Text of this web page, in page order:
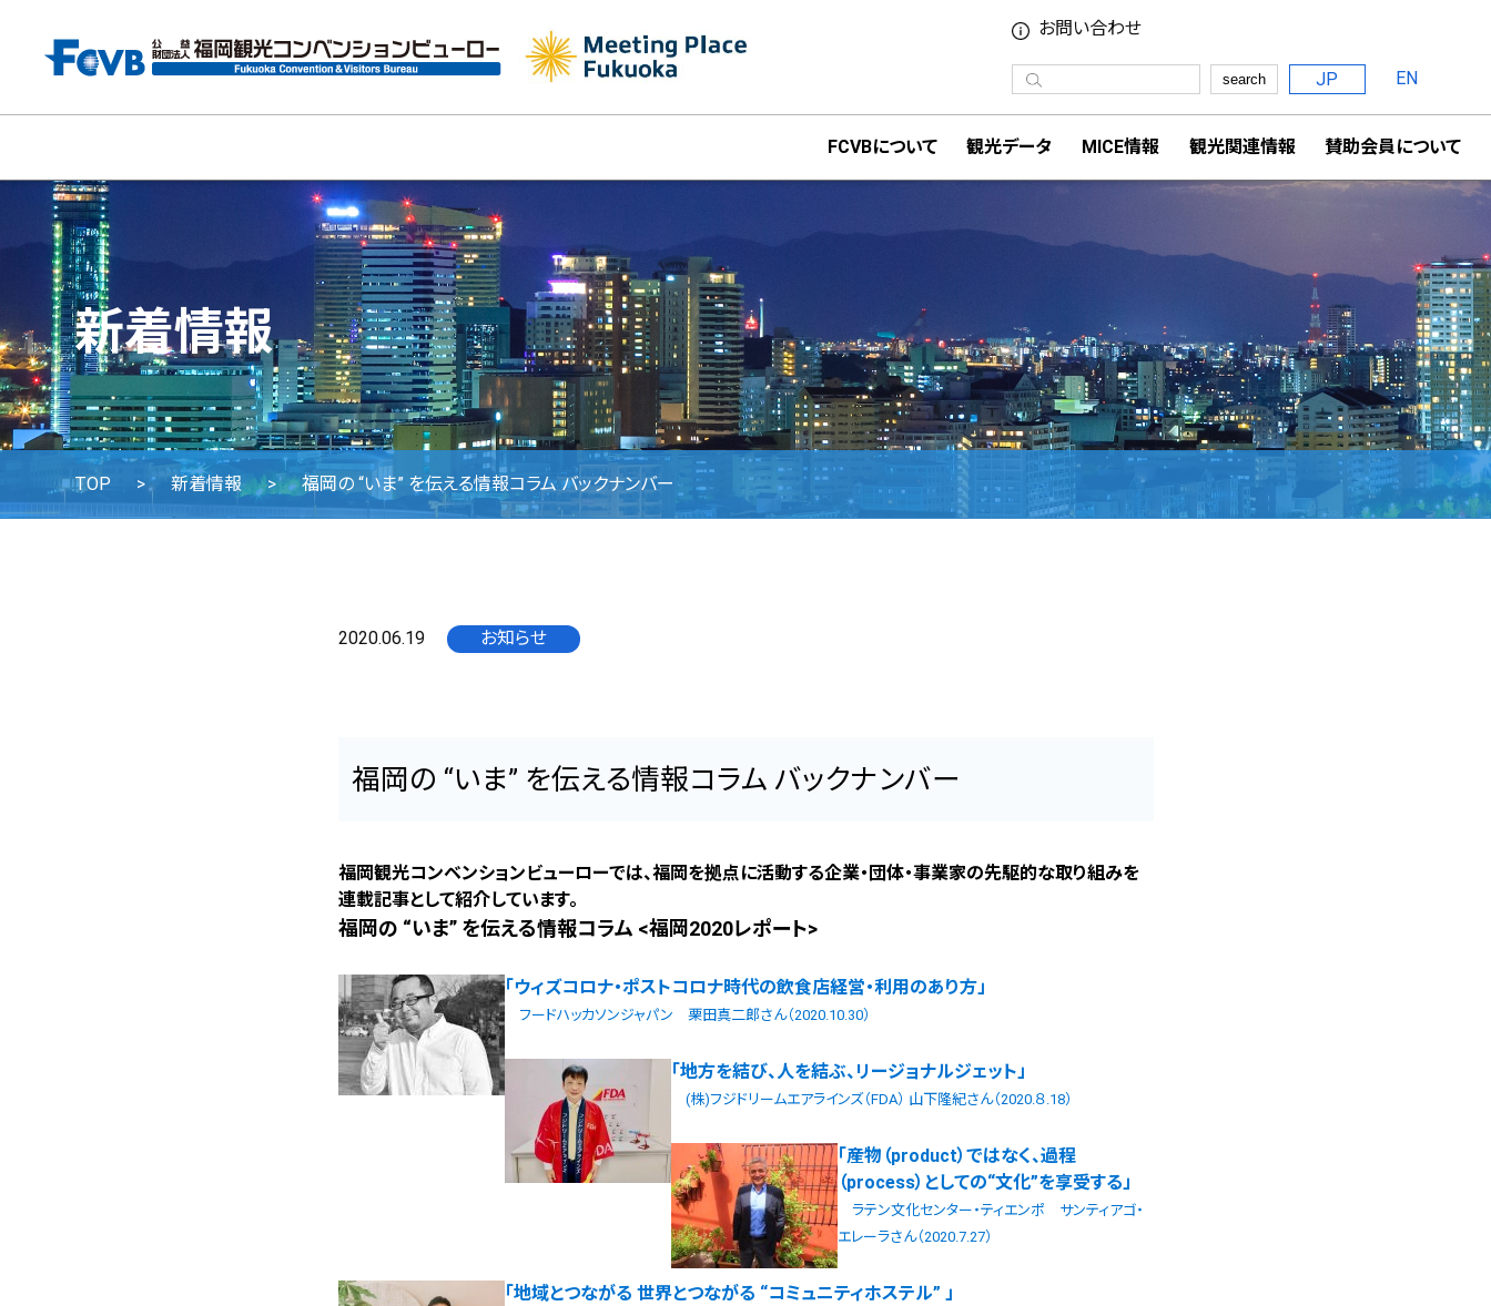
お問い合わせ
search JP EN
FCVBについて 観光データ MICE情報 観光関連情報 賛助会員について
新着情報
TOP 新着情報 福岡の “いま” を伝える情報コラム バックナンバー
2020.06.19 お知らせ
福岡の “いま” を伝える情報コラム バックナンバー
福岡観光コンベンションビューローでは、福岡を拠点に活動する企業・団体・事業家の先駆的な取り組みを
連載記事として紹介しています。
福岡の “いま” を伝える情報コラム <福岡2020レポート>
「ウィズコロナ・ポストコロナ時代の飲食店経営・利用のあり方」
フードハッカソンジャパン 栗田真二郎さん（2020.10.30）
「地方を結び、人を結ぶ、リージョナルジェット」
(株)フジドリームエアラインズ（FDA） 山下隆紀さん（2020.８.18）
「産物（product）ではなく、過程
（process）としての“文化”を享受する」
ラテン文化センター・ティエンポ サンティアゴ・
エレーラさん（2020.7.27）
「地域とつながる 世界とつながる “コミュニティホステル” 」